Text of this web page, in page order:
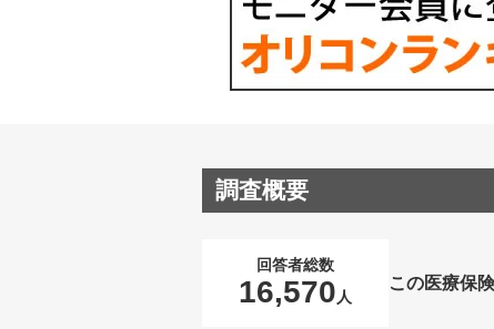
調査概要
回答者総数
16,570 人
この医療保